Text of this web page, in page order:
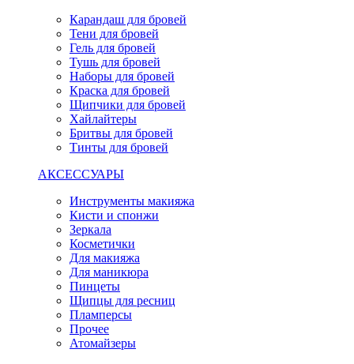
Карандаш для бровей
Тени для бровей
Гель для бровей
Тушь для бровей
Наборы для бровей
Краска для бровей
Щипчики для бровей
Хайлайтеры
Бритвы для бровей
Тинты для бровей
АКСЕССУАРЫ
Инструменты макияжа
Кисти и спонжи
Зеркала
Косметички
Для макияжа
Для маникюра
Пинцеты
Щипцы для ресниц
Пламперсы
Прочее
Атомайзеры